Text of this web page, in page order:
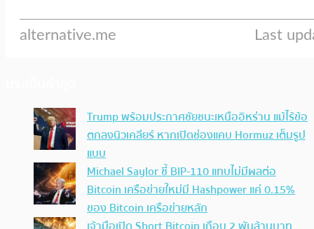
Trump พร้อมประกาศชัยชนะเหนืออิหร่าน แม้ไร้ข้อ
ตกลงนิวเคลียร์ หากเปิดช่องแคบ Hormuz เต็มรูป
แบบ
Michael Saylor ชี้ BIP-110 แทบไม่มีผลต่อ
Bitcoin เครือข่ายใหม่มี Hashpower แค่ 0.15%
ของ Bitcoin เครือข่ายหลัก